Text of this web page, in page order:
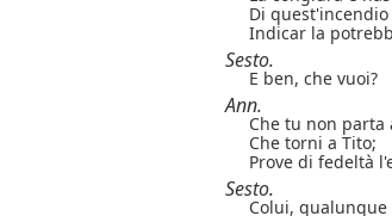
Di
Indicar la
Sesto.
E ben, che vuoi?
Ann.
Che tu non parta
Che torni a Tito;
Prove di fedeltà
Sesto.
Colui,